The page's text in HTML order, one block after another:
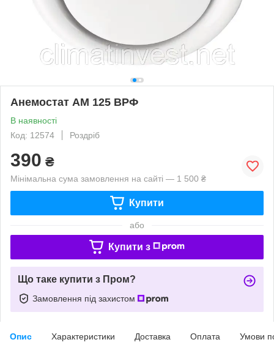
Анемостат АМ 125 ВРФ
В наявності
Код: 12574
Роздріб
390 ₴
Мінімальна сума замовлення на сайті — 1 500 ₴
Купити
або
Купити з
Що таке купити з Пром?
Замовлення під захистом
Опис Характеристики Доставка Оплата Умови